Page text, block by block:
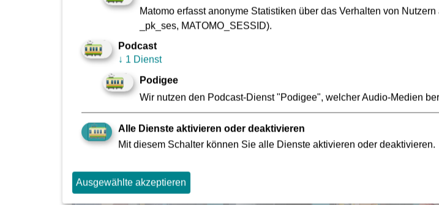
Matomo erfasst anonyme Statistiken über das Verhalten von
_pk_ses, MATOMO_SESSID).
Podcast
↓ 1 Dienst
Podigee
Wir nutzen den Podcast-Dienst "Podigee", welcher Audio-Medien
Alle Dienste aktivieren oder deaktivieren
Mit diesem Schalter können Sie alle Dienste aktivieren oder deaktivieren.
Ausgewählte akzeptieren